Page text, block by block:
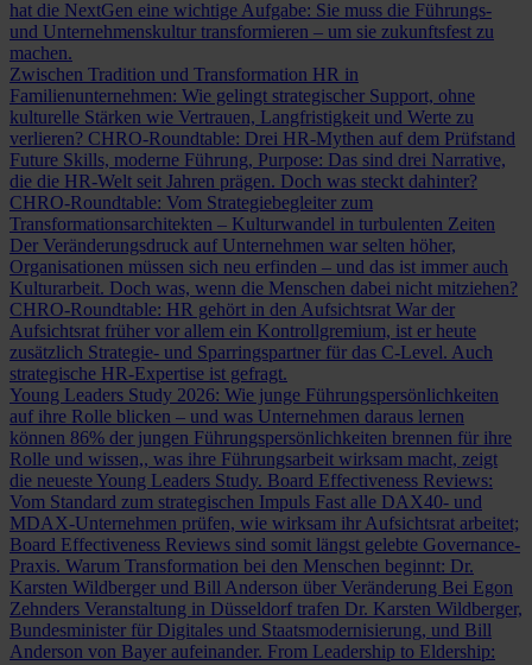
hat die NextGen eine wichtige Aufgabe: Sie muss die Führungs-
und Unternehmenskultur transformieren – um sie zukunftsfest zu
machen.
Zwischen Tradition und Transformation HR in
Familienunternehmen: Wie gelingt strategischer Support, ohne
kulturelle Stärken wie Vertrauen, Langfristigkeit und Werte zu
verlieren? CHRO-Roundtable: Drei HR-Mythen auf dem Prüfstand
Future Skills, moderne Führung, Purpose: Das sind drei Narrative,
die die HR-Welt seit Jahren prägen. Doch was steckt dahinter?
CHRO-Roundtable: Vom Strategiebegleiter zum
Transformationsarchitekten – Kulturwandel in turbulenten Zeiten
Der Veränderungsdruck auf Unternehmen war selten höher,
Organisationen müssen sich neu erfinden – und das ist immer auch
Kulturarbeit. Doch was, wenn die Menschen dabei nicht mitziehen?
CHRO-Roundtable: HR gehört in den Aufsichtsrat War der
Aufsichtsrat früher vor allem ein Kontrollgremium, ist er heute
zusätzlich Strategie- und Sparringspartner für das C-Level. Auch
strategische HR-Expertise ist gefragt.
Young Leaders Study 2026: Wie junge Führungspersönlichkeiten
auf ihre Rolle blicken – und was Unternehmen daraus lernen
können 86% der jungen Führungspersönlichkeiten brennen für ihre
Rolle und wissen,, was ihre Führungsarbeit wirksam macht, zeigt
die neueste Young Leaders Study. Board Effectiveness Reviews:
Vom Standard zum strategischen Impuls Fast alle DAX40- und
MDAX-Unternehmen prüfen, wie wirksam ihr Aufsichtsrat arbeitet;
Board Effectiveness Reviews sind somit längst gelebte Governance-
Praxis. Warum Transformation bei den Menschen beginnt: Dr.
Karsten Wildberger und Bill Anderson über Veränderung Bei Egon
Zehnders Veranstaltung in Düsseldorf trafen Dr. Karsten Wildberger,
Bundesminister für Digitales und Staatsmodernisierung, und Bill
Anderson von Bayer aufeinander. From Leadership to Eldership: